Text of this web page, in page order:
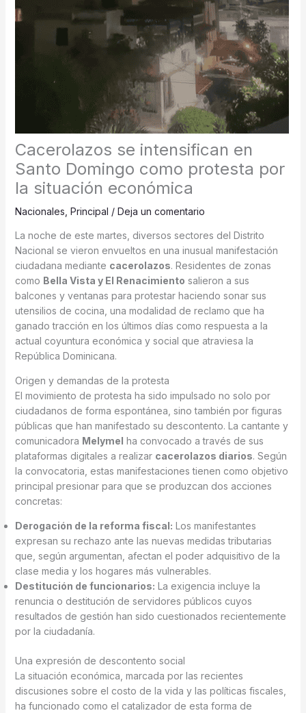
Cacerolazos se intensifican en
Santo Domingo como protesta por
la situación económica
Nacionales Principal / Deja un comentario
La noche de este martes, diversos sectores del Distrito
Nacional se vieron envueltos en una inusual manifestación
ciudadana mediante cacerolazos. Residentes de zonas
como Bella Vista y El Renacimiento salieron a sus
balcones y ventanas para protestar haciendo sonar sus
utensilios de cocina, una modalidad de reclamo que ha
ganado tracción en los últimos días como respuesta a la
actual coyuntura económica y social que atraviesa la
República Dominicana.
Origen y demandas de la protesta
El movimiento de protesta ha sido impulsado no solo por
ciudadanos de forma espontánea, sino también por figuras
públicas que han manifestado su descontento. La cantante y
comunicadora Melymel ha convocado a través de sus
plataformas digitales a realizar cacerolazos diarios. Según
la convocatoria, estas manifestaciones tienen como objetivo
principal presionar para que se produzcan dos acciones
concretas:
Derogación de la reforma fiscal: Los manifestantes
expresan su rechazo ante las nuevas medidas tributarias
que, según argumentan, afectan el poder adquisitivo de la
clase media y los hogares más vulnerables.
Destitución de funcionarios: La exigencia incluye la
renuncia o destitución de servidores públicos cuyos
resultados de gestión han sido cuestionados recientemente
por la ciudadanía.
Una expresión de descontento social
La situación económica, marcada por las recientes
discusiones sobre el costo de la vida y las políticas fiscales,
ha funcionado como el catalizador de esta forma de